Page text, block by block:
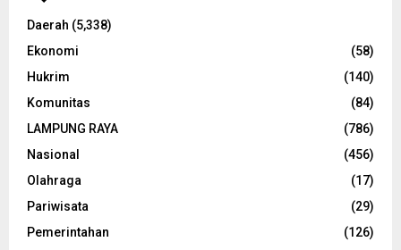
Daerah (5,338)
Ekonomi
(58)
Hukrim
(140)
Komunitas
(84)
LAMPUNG RAYA
(786)
Nasional
(456)
Olahraga
(17)
Pariwisata
(29)
Pemerintahan
(126)